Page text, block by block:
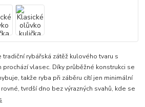
rybářská zátěž kulového tvaru s
vlasec. Díky průběžné konstrukci se
takže ryba při záběru cítí jen minimální
tvrdší dno bez výrazných svahů, kde se